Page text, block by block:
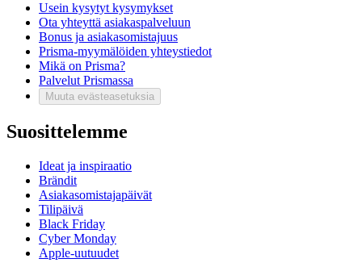
Usein kysytyt kysymykset
Ota yhteyttä asiakaspalveluun
Bonus ja asiakasomistajuus
Prisma-myymälöiden yhteystiedot
Mikä on Prisma?
Palvelut Prismassa
Muuta evästeasetuksia
Suosittelemme
Ideat ja inspiraatio
Brändit
Asiakasomistajapäivät
Tilipäivä
Black Friday
Cyber Monday
Apple-uutuudet